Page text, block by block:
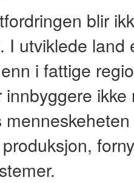
blir
I utviklede
i fattige